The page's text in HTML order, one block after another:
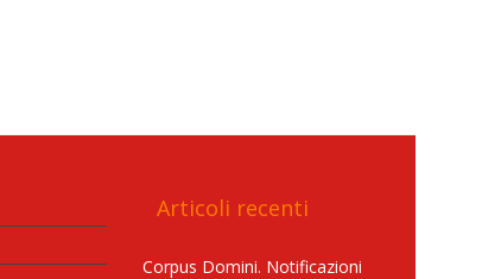
Articoli recenti
Corpus Domini. Notificazioni